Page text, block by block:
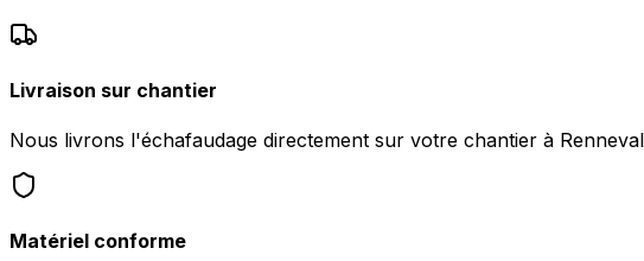
Livraison sur chantier
Nous livrons l'échafaudage directement sur votre chantier à
Matériel conforme